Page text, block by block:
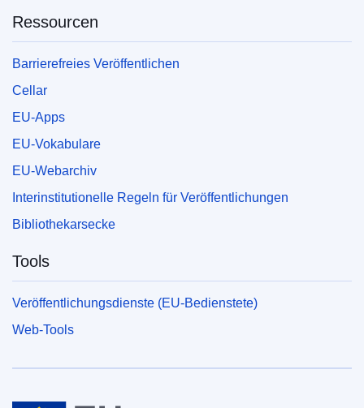
Ressourcen
Barrierefreies Veröffentlichen
Cellar
EU-Apps
EU-Vokabulare
EU-Webarchiv
Interinstitutionelle Regeln für Veröffentlichungen
Bibliothekarsecke
Tools
Veröffentlichungsdienste (EU-Bedienstete)
Web-Tools
Europäische Union